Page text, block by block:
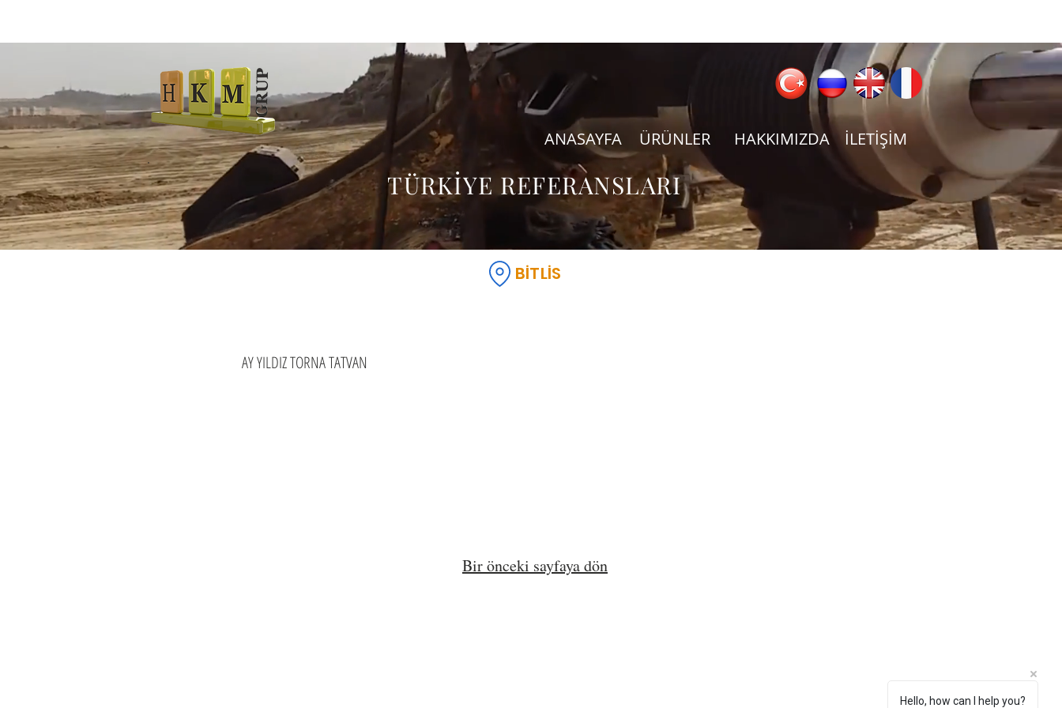
ANASAYFA ÜRÜNLER HAKKIMIZDA İLETİŞİM
TÜRKİYE REFERANSLARI
BİTLİS
AY YILDIZ TORNA TATVAN
Bir önceki sayfaya dön
Hello, how can I help you?